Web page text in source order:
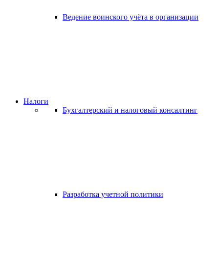
Ведение воинского учёта в организации
Налоги
Бухгалтерский и налоговый консалтинг
Разработка учетной политики